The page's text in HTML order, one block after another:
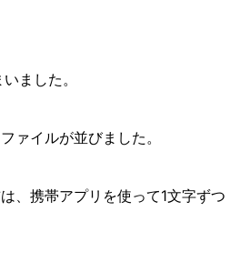
ました。
ァイルが並びました。
、携帯アプリを使って1文字ずつ